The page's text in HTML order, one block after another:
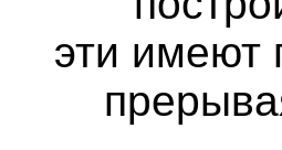
эти имеют